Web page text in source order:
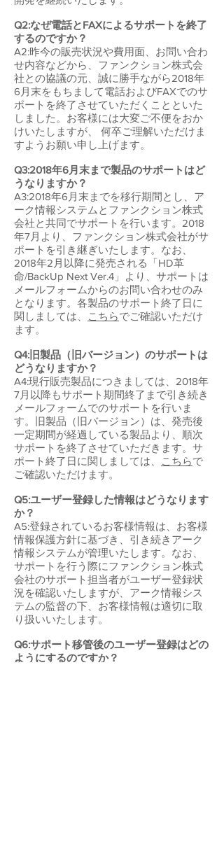
Q2:なぜ電話とFAXによるサポートを終了
するのですか？
A2:昨今の販売状況や費用面、お問い合わ
せ内容などから、ファンクション株式会
社との協議の元、誠に勝手ながら2018年
6月末をもちまして電話およびFAXでのサ
ポートを終了させていただくことといた
しました。お客様には大変ご不便をおか
けいたしますが、 何卒ご理解いただけま
すようお願い申し上げます。
Q3:2018年6月末まで製品のサポートはど
うなりますか？
A3:2018年6月末までを移行期間とし、ア
ーク情報システムとファンクション株式
会社と共同でサポートを行います。2018
年7月より、ファンクション株式会社がサ
ポートを引き継ぎいたします。なお、
2018年2月以降に発売される「HD革
命/BackUp Next Ver.4」より、サポートは
メールフォームからのお問い合わせのみ
となります。各製品のサポート終了日に
関しましては、
こちらでご確認いただけ
ます。
Q4:旧製品（旧バージョン）のサポートは
どうなりますか？
A4:現行販売製品につきましては、2018年
7月以降もサポート期間終了まで引き続き
メールフォームでのサポートを行いま
す。旧製品（旧バージョン）は、発売後
一定期間が経過している製品より、順次
サポートを終了させていただきます。サ
ポート終了日に関しましては、
こちらで
ご確認いただけます。
Q5:ユーザー登録した情報はどうなります
か？
A5:登録されているお客様情報は、お客様
情報保護方針に基づき、引き続きアーク
情報システムが管理いたします。なお、
サポートを行う際にファンクション株式
会社のサポート担当者がユーザー登録状
況を確認いたしますが、アーク情報シス
テムの監督の下、お客様情報は適切に取
り扱いいたします。
Q6:サポート移管後のユーザー登録はどの
ようにするのですか？